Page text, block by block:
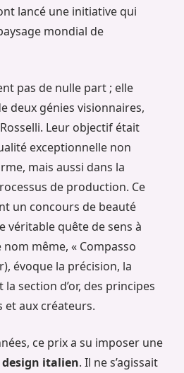
lancé une initiative qui
mondial de
pas de nulle part ; elle
deux génies visionnaires,
Leur objectif était
exceptionnelle non
mais aussi dans la
de production. Ce
un concours de beauté
véritable quête de sens à
même, « Compasso
évoque la précision, la
section d’or, des principes
et aux créateurs.
ce prix a su imposer une
design italien. Il ne s’agissait